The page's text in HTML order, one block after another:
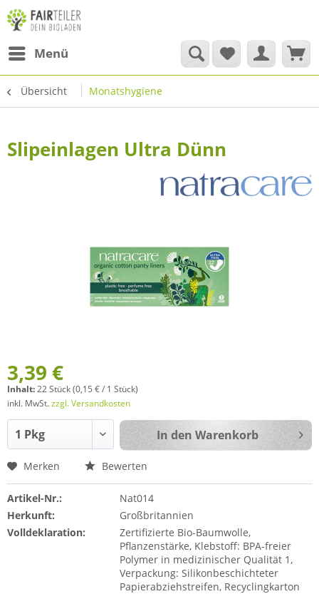
Menü
Übersicht Monatshygiene
Slipeinlagen Ultra Dünn
3,39 €
Inhalt:22 Stück (0,15 € / 1 Stück)
inkl. MwSt.zzgl. Versandkosten
In den Warenkorb
Merken Bewerten
Artikel-Nr.:
Nat014
Herkunft:
Großbritannien
Volldeklaration:
Zertifizierte Bio-Baumwolle,
Pflanzenstärke, Klebstoff: BPA-freier
Polymer in medizinischer Qualität 1,
Verpackung: Silikonbeschichteter
Papierabziehstreifen, Recyclingkarton